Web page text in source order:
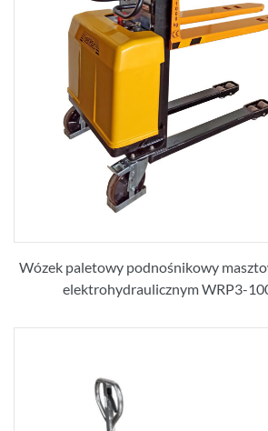
Wózek paletowy podnośnikowy
elektrohydraulicznym WRP3-